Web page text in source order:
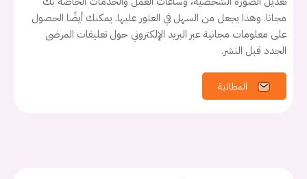
مجانا. وهذا يجعل من السهل في العثور عليها. يمكنك أيضًا الحصول
على معلومات مجانية عبر البريد الإلكتروني حول تعليقات المرضى
الجدد قبل النشر.
المطالبة